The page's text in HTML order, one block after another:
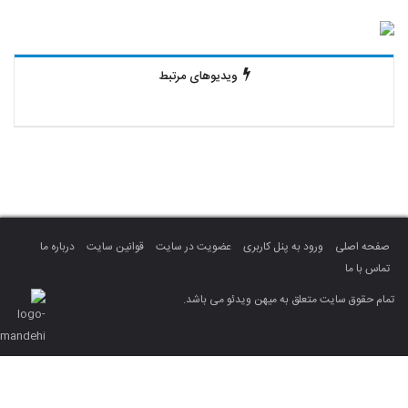
ویدیوهای مرتبط
صفحه اصلی ورود به پنل کاربری عضویت در سایت قوانین سایت
درباره ما
تماس با ما
تمام حقوق سایت متعلق به میهن ویدئو می باشد.